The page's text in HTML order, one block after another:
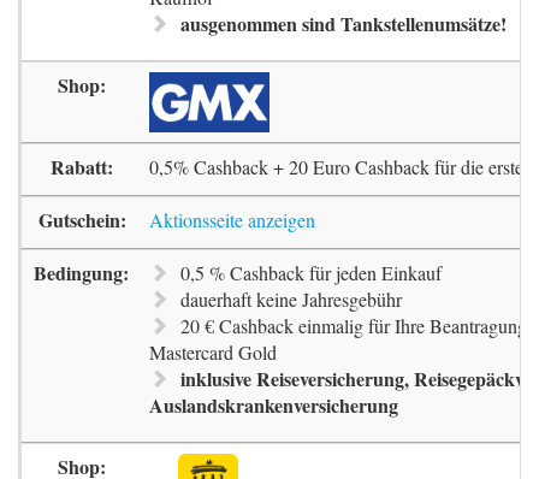
ausgenommen sind Tankstellenumsätze!
0,5% Cashback + 20 Euro Cashback für die erste
Aktionsseite anzeigen
0,5 % Cashback für jeden Einkauf
dauerhaft keine Jahresgebühr
20 € Cashback einmalig für Ihre Beantragung
Mastercard Gold
inklusive Reiseversicherung,
Auslandskrankenversicherung